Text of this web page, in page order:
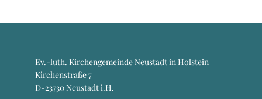
Ev.-luth. Kirchengemeinde Neustadt in Holstein
Kirchenstraße 7
D-23730 Neustadt i.H.